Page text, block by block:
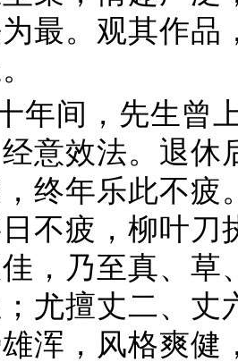
最。观其作品
年间，先生曾
意效法。退休
终年乐此不疲
不疲，柳叶刀
，乃至真、草
尤擅丈二、丈
浑，风格爽健